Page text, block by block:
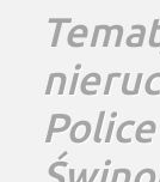
Police